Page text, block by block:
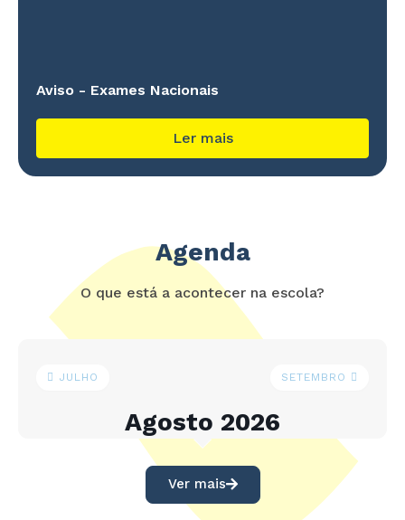
Aviso - Exames Nacionais
Ler mais
Agenda
O que está a acontecer na escola?
JULHO
Agosto 2026
SETEMBRO
Ver mais